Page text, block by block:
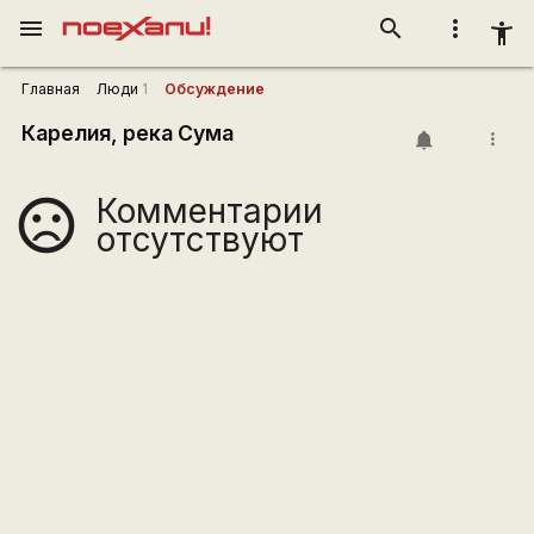
more_vert accessibility_new
search
menu
Главная Люди 1 Обсуждение
Карелия, река Сума more_vert
sentiment_very_dissatisfied Комментарии
отсутствуют